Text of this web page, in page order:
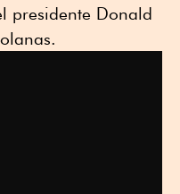
presidente Donald